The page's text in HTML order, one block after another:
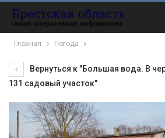
Главная Погода
Вернуться к "Большая вода. В
131 садовый участок"